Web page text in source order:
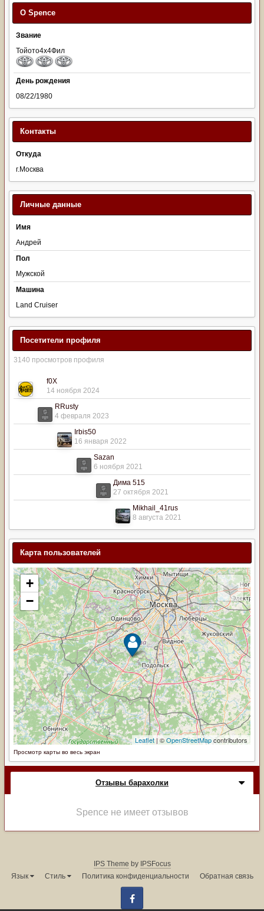
О Spence
Звание
Тойото4х4Фил
День рождения
08/22/1980
Контакты
Откуда
г.Москва
Личные данные
Имя
Андрей
Пол
Мужской
Машина
Land Cruiser
Посетители профиля
3140 просмотров профиля
f0X
14 ноября 2024
RRusty
4 февраля 2023
Irbis50
16 января 2022
Sazan
6 ноября 2021
Дима 515
27 октября 2021
Mikhail_41rus
8 августа 2021
Карта пользователей
Просмотр карты во весь экран
Отзывы барахолки
Spence не имеет отзывов
IPS Theme by IPSFocus
Язык
Стиль Политика конфиденциальности Обратная связь